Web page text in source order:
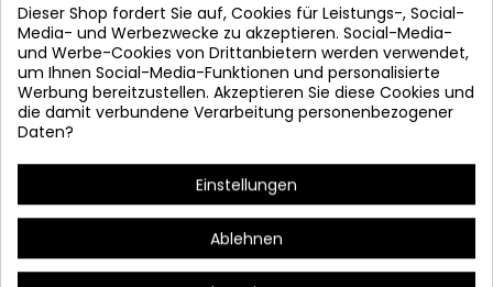
CODE 52270 ENDSTÜCK FÜR
En Stock
CODE 52280 ENDSTÜCK FÜR
En Stock
Dieser Shop fordert Sie auf, Cookies für Leistungs-, Social-
Media- und Werbezwecke zu akzeptieren. Social-Media-
und Werbe-Cookies von Drittanbietern werden verwendet,
um Ihnen Social-Media-Funktionen und personalisierte
Werbung bereitzustellen. Akzeptieren Sie diese Cookies und
die damit verbundene Verarbeitung personenbezogener
Daten?
Einstellungen
Ablehnen